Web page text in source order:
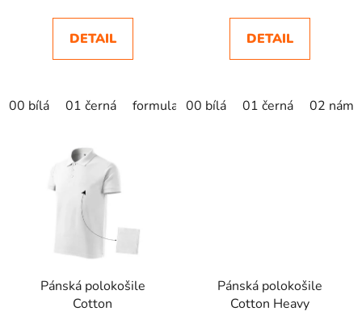
DETAIL
00 bílá 01 černá formula red dark navy light
DETAIL
00 bílá 01 černá 02
Pánská polokošile
Cotton
Pánská polokošile
Cotton Heavy